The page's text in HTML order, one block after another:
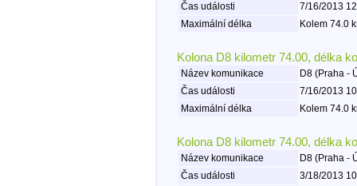
Čas události
7/16/2013
Maximální délka
Kolem 74.0
Kolona D8 kilometr 74.00, délka
Název komunikace
D8 (Praha -
Čas události
7/16/2013
Maximální délka
Kolem 74.0
Kolona D8 kilometr 74.00, délka
Název komunikace
D8 (Praha -
Čas události
3/18/2013